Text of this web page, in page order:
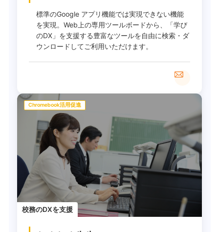
標準のGoogle アプリ機能では実現できない機能
を実現。Web上の専用ツールボードから、「学び
のDX」を支援する豊富なツールを自由に検索・ダ
ウンロードしてご利用いただけます。
Chromebook活用促進
校務のDXを支援